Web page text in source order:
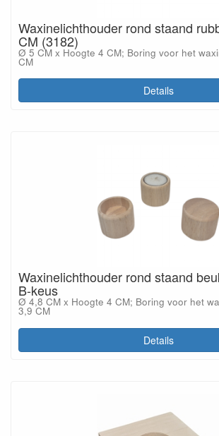
Waxinelichthouder rond staand
CM (3182)
Ø 5 CM x Hoogte 4 CM; Boring voor het
CM
Details
Waxinelichthouder rond staand
B-keus
Ø 4,8 CM x Hoogte 4 CM; Boring voor het
3,9 CM
Details